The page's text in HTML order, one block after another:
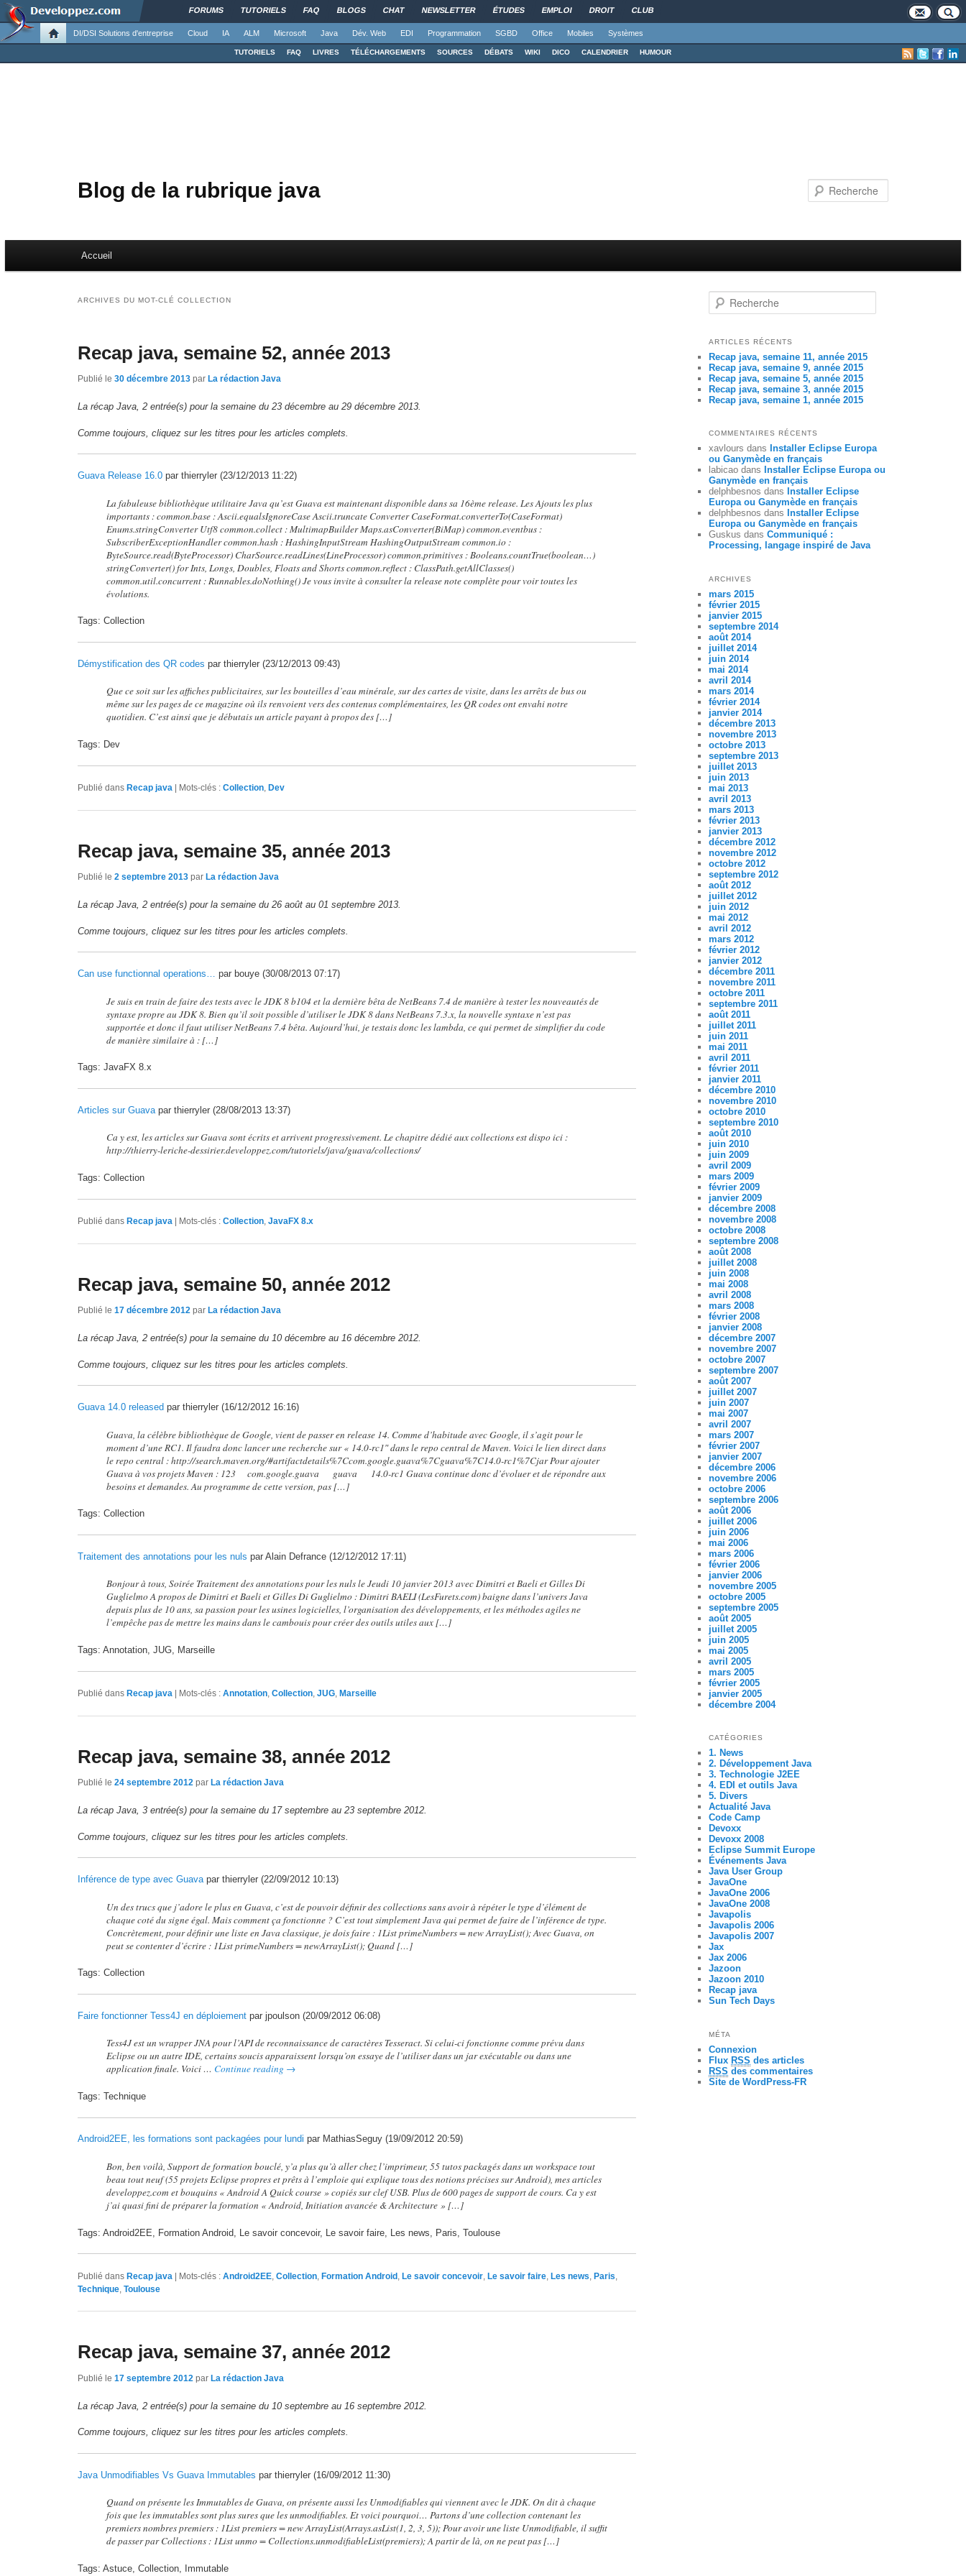
FORUMS TUTORIELS FAQ BLOGS CHAT NEWSLETTER ÉTUDES EMPLOI DROIT CLUB
DI/DSI Solutions d'entreprise Cloud IA ALM Microsoft Java Dév. Web EDI Programmation SGBD Office Mobiles Systèmes
TUTORIELS FAQ LIVRES TÉLÉCHARGEMENTS SOURCES DÉBATS WIKI DICO CALENDRIER HUMOUR
Blog de la rubrique java
Aller au contenu principal
Aller au contenu secondaire
Accueil
ARCHIVES DU MOT-CLÉ COLLECTION
Recap java, semaine 52, année 2013
Publié le 30 décembre 2013 par La rédaction Java
La récap Java, 2 entrée(s) pour la semaine du 23 décembre au 29 décembre 2013.
Comme toujours, cliquez sur les titres pour les articles complets.
Guava Release 16.0par thierryler (23/12/2013 11:22)
La fabuleuse bibliothèque utilitaire Java qu’est Guava est maintenant disponible dans sa 16ème release. Les Ajouts les plus
importants : common.base : Ascii.equalsIgnoreCase Ascii.truncate Converter CaseFormat.converterTo(CaseFormat)
Enums.stringConverter Utf8 common.collect : MultimapBuilder Maps.asConverter(BiMap) common.eventbus :
SubscriberExceptionHandler common.hash : HashingInputStream HashingOutputStream common.io :
ByteSource.read(ByteProcessor) CharSource.readLines(LineProcessor) common.primitives : Booleans.countTrue(boolean…)
stringConverter() for Ints, Longs, Doubles, Floats and Shorts common.reflect : ClassPath.getAllClasses()
common.util.concurrent : Runnables.doNothing() Je vous invite à consulter la release note complète pour voir toutes les
évolutions.
Tags: Collection
Démystification des QR codes par thierryler (23/12/2013 09:43)
Que ce soit sur les affiches publicitaires, sur les bouteilles d’eau minérale, sur des cartes de visite, dans les arrêts de bus ou
même sur les pages de ce magazine où ils renvoient vers des contenus complémentaires, les QR codes ont envahi notre
quotidien. C’est ainsi que je débutais un article payant à propos des […]
Tags: Dev
Publié dans Recap java Mots-clés : Collection, Dev
Recap java, semaine 35, année 2013
Publié le 2 septembre 2013 par La rédaction Java
La récap Java, 2 entrée(s) pour la semaine du 26 août au 01 septembre 2013.
Comme toujours, cliquez sur les titres pour les articles complets.
Can use functionnal operations… par bouye (30/08/2013 07:17)
Je suis en train de faire des tests avec le JDK 8 b104 et la dernière bêta de NetBeans 7.4 de manière à tester les nouveautés de
syntaxe propre au JDK 8. Bien qu’il soit possible d’utiliser le JDK 8 dans NetBeans 7.3.x, la nouvelle syntaxe n’est pas
supportée et donc il faut utiliser NetBeans 7.4 bêta. Aujourd’hui, je testais donc les lambda, ce qui permet de simplifier du code
de manière similaire à : […]
Tags: JavaFX 8.x
Articles sur Guavapar thierryler (28/08/2013 13:37)
Ca y est, les articles sur Guava sont écrits et arrivent progressivement. Le chapitre dédié aux collections est dispo ici :
http://thierry-leriche-dessirier.developpez.com/tutoriels/java/guava/collections/
Tags: Collection
Publié dans Recap java Mots-clés : Collection, JavaFX 8.x
Recap java, semaine 50, année 2012
Publié le 17 décembre 2012 par La rédaction Java
La récap Java, 2 entrée(s) pour la semaine du 10 décembre au 16 décembre 2012.
Comme toujours, cliquez sur les titres pour les articles complets.
Guava 14.0 released par thierryler (16/12/2012 16:16)
Guava, la célèbre bibliothèque de Google, vient de passer en release 14. Comme d’habitude avec Google, il s’agit pour le
moment d’une RC1. Il faudra donc lancer une recherche sur « 14.0-rc1″ dans le repo central de Maven. Voici le lien direct dans
le repo central : http://search.maven.org/#artifactdetails%7Ccom.google.guava%7Cguava%7C14.0-rc1%7Cjar Pour ajouter
Guava à vos projets Maven : 123 com.google.guava guava 14.0-rc1 Guava continue donc d’évoluer et de répondre aux
besoins et demandes. Au programme de cette version, pas […]
Tags: Collection
Traitement des annotations pour les nuls par Alain Defrance (12/12/2012 17:11)
Bonjour à tous, Soirée Traitement des annotations pour les nuls le Jeudi 10 janvier 2013 avec Dimitri et Baeli et Gilles Di
Guglielmo A propos de Dimitri et Baeli et Gilles Di Guglielmo : Dimitri BAELI (LesFurets.com) baigne dans l’univers Java
depuis plus de 10 ans, sa passion pour les usines logicielles, l’organisation des développements, et les méthodes agiles ne
l’empêche pas de mettre les mains dans le cambouis pour créer des outils utiles aux […]
Tags: Annotation, JUG, Marseille
Publié dans Recap java Mots-clés : Annotation, Collection, JUG, Marseille
Recap java, semaine 38, année 2012
Publié le 24 septembre 2012 par La rédaction Java
La récap Java, 3 entrée(s) pour la semaine du 17 septembre au 23 septembre 2012.
Comme toujours, cliquez sur les titres pour les articles complets.
Inférence de type avec Guavapar thierryler (22/09/2012 10:13)
Un des trucs que j’adore le plus en Guava, c’est de pouvoir définir des collections sans avoir à répéter le type d’élément de
chaque coté du signe égal. Mais comment ça fonctionne ? C’est tout simplement Java qui permet de faire de l’inférence de type.
Concrètement, pour définir une liste en Java classique, je dois faire : 1List primeNumbers = new ArrayList(); Avec Guava, on
peut se contenter d’écrire : 1List primeNumbers = newArrayList(); Quand […]
Tags: Collection
Faire fonctionner Tess4J en déploiementpar jpoulson (20/09/2012 06:08)
Tess4J est un wrapper JNA pour l’API de reconnaissance de caractères Tesseract. Si celui-ci fonctionne comme prévu dans
Eclipse ou un autre IDE, certains soucis apparaissent lorsqu’on essaye de l’utiliser dans un jar exécutable ou dans une
application finale. Voici … Continue reading →
Tags: Technique
Android2EE, les formations sont packagées pour lundi par MathiasSeguy (19/09/2012 20:59)
Bon, ben voilà, Support de formation bouclé, y’a plus qu’à aller chez l’imprimeur, 55 tutos packagés dans un workspace tout
beau tout neuf (55 projets Eclipse propres et prêts à l’emploie qui explique tous des notions précises sur Android), mes articles
developpez.com et bouquins « Android A Quick course » copiés sur clef USB. Plus de 600 pages de support de cours. Ca y est
j’ai quasi fini de préparer la formation « Android, Initiation avancée & Architecture » […]
Tags: Android2EE, Formation Android, Le savoir concevoir, Le savoir faire, Les news, Paris, Toulouse
Publié dans Recap java | Mots-clés : Android2EE, Collection, Formation Android, Le savoir concevoir, Le savoir faire, Les news, Paris,
Technique, Toulouse
Recap java, semaine 37, année 2012
Publié le 17 septembre 2012 par La rédaction Java
La récap Java, 2 entrée(s) pour la semaine du 10 septembre au 16 septembre 2012.
Comme toujours, cliquez sur les titres pour les articles complets.
Java Unmodifiables Vs Guava Immutables par thierryler (16/09/2012 11:30)
Quand on présente les Immutables de Guava, on présente aussi les Unmodifiables qui viennent avec le JDK. On dit à chaque
fois que les immutables sont plus sures que les unmodifiables. Et voici pourquoi… Partons d’une collection contenant les
premiers nombres premiers : 1List premiers = new ArrayList(Arrays.asList(1, 2, 3, 5)); Pour avoir une liste Unmodifiable, il suffit
de passer par Collections : 1List unmo = Collections.unmodifiableList(premiers); A partir de là, on ne peut pas […]
Tags: Astuce, Collection, Immutable
Recherche
ARTICLES RÉCENTS
Recap java, semaine 11, année 2015
Recap java, semaine 9, année 2015
Recap java, semaine 5, année 2015
Recap java, semaine 3, année 2015
Recap java, semaine 1, année 2015
COMMENTAIRES RÉCENTS
xavlours dans Installer Eclipse Europa
ou Ganymède en français
labicao dans Installer Eclipse Europa ou
Ganymède en français
delphbesnos dans Installer Eclipse
Europa ou Ganymède en français
delphbesnos dans Installer Eclipse
Europa ou Ganymède en français
Guskus dansCommuniqué :
Processing, langage inspiré de Java
ARCHIVES
mars 2015
février 2015
janvier 2015
septembre 2014
août 2014
juillet 2014
juin 2014
mai 2014
avril 2014
mars 2014
février 2014
janvier 2014
décembre 2013
novembre 2013
octobre 2013
septembre 2013
juillet 2013
juin 2013
mai 2013
avril 2013
mars 2013
février 2013
janvier 2013
décembre 2012
novembre 2012
octobre 2012
septembre 2012
août 2012
juillet 2012
juin 2012
mai 2012
avril 2012
mars 2012
février 2012
janvier 2012
décembre 2011
novembre 2011
octobre 2011
septembre 2011
août 2011
juillet 2011
juin 2011
mai 2011
avril 2011
février 2011
janvier 2011
décembre 2010
novembre 2010
octobre 2010
septembre 2010
août 2010
juin 2010
juin 2009
avril 2009
mars 2009
février 2009
janvier 2009
décembre 2008
novembre 2008
octobre 2008
septembre 2008
août 2008
juillet 2008
juin 2008
mai 2008
avril 2008
mars 2008
février 2008
janvier 2008
décembre 2007
novembre 2007
octobre 2007
septembre 2007
août 2007
juillet 2007
juin 2007
mai 2007
avril 2007
mars 2007
février 2007
janvier 2007
décembre 2006
novembre 2006
octobre 2006
septembre 2006
août 2006
juillet 2006
juin 2006
mai 2006
mars 2006
février 2006
janvier 2006
novembre 2005
octobre 2005
septembre 2005
août 2005
juillet 2005
juin 2005
mai 2005
avril 2005
mars 2005
février 2005
janvier 2005
décembre 2004
CATÉGORIES
1. News
2. Développement Java
3. Technologie J2EE
4. EDI et outils Java
5. Divers
Actualité Java
Code Camp
Devoxx
Devoxx 2008
Eclipse Summit Europe
Événements Java
Java User Group
JavaOne
JavaOne 2006
JavaOne 2008
Javapolis
Javapolis 2006
Javapolis 2007
Jax
Jax 2006
Jazoon
Jazoon 2010
Recap java
Sun Tech Days
MÉTA
Connexion
FluxRSS des articles
RSS des commentaires
Site de WordPress-FR